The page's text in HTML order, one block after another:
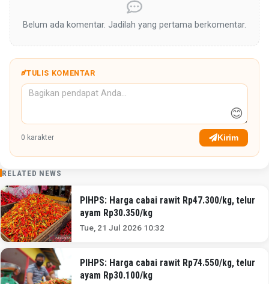
Belum ada komentar. Jadilah yang pertama berkomentar.
TULIS KOMENTAR
😊
0 karakter Kirim
RELATED NEWS
PIHPS: Harga cabai rawit Rp47.300/kg, telur
ayam Rp30.350/kg
Tue, 21 Jul 2026 10:32
PIHPS: Harga cabai rawit Rp74.550/kg, telur
ayam Rp30.100/kg